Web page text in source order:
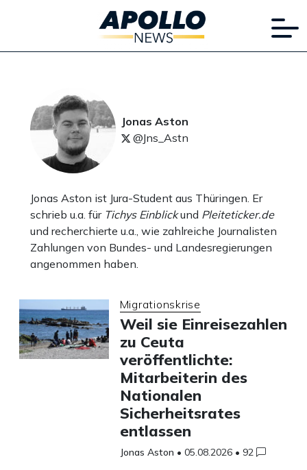
Jonas Aston
@Jns_Astn
Jonas Aston ist Jura-Student aus Thüringen. Er
schrieb u.a. für Tichys Einblickund Pleiteticker.de
und recherchierte u.a., wie zahlreiche Journalisten
Zahlungen von Bundes- und Landesregierungen
angenommen haben.
Migrationskrise
Weil sie Einreisezahlen
zu Ceuta
veröffentlichte:
Mitarbeiterin des
Nationalen
Sicherheitsrates
entlassen
Jonas Aston • 05.08.2026 • 92